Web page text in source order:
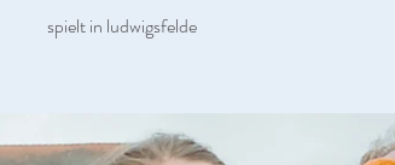
spielt in ludwigsfelde